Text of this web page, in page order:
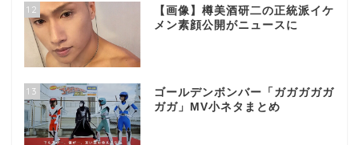
12
【画像】樽美酒研二の正統派イケ
メン素顔公開がニュースに
13
ゴールデンボンバー「ガガガガガ
ガガ」MV小ネタまとめ